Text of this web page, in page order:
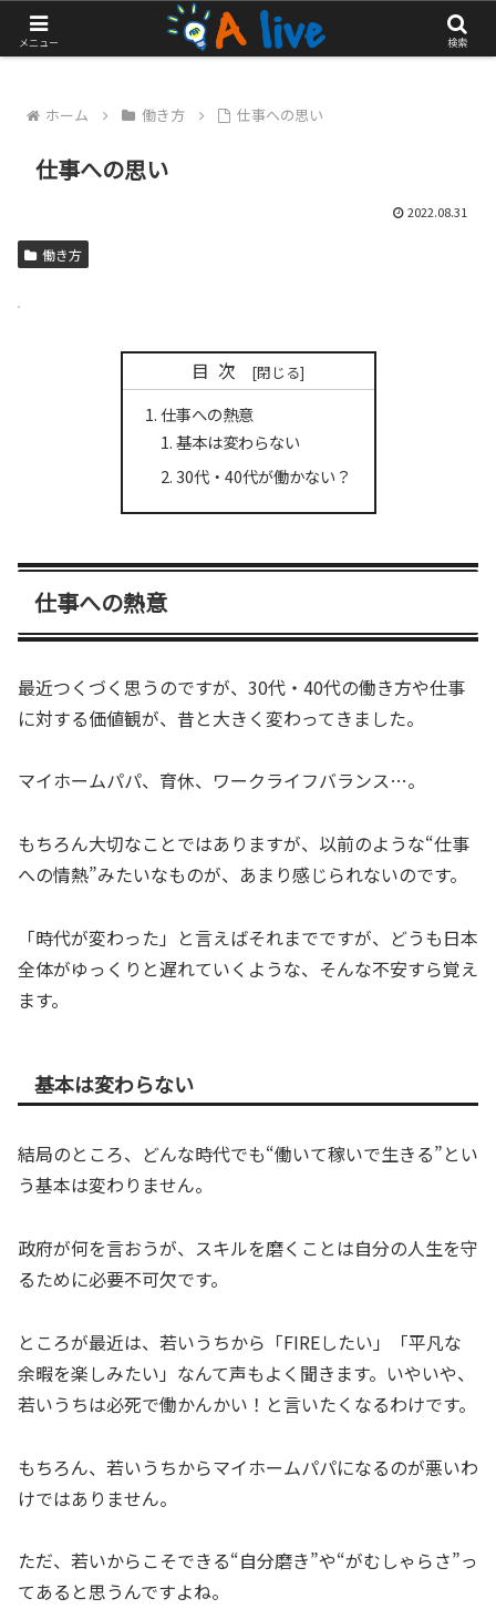
やっぱりアクティブに生きたい！
ホーム 働き方 仕事への思い
仕事への思い
2022.08.31
働き方
目次
仕事への熱意
基本は変わらない
30代・40代が働かない？
仕事への熱意
最近つくづく思うのですが、30代・40代の働き方や仕事
に対する価値観が、昔と大きく変わってきました。
マイホームパパ、育休、ワークライフバランス…。
もちろん大切なことではありますが、以前のような“仕事
への情熱”みたいなものが、あまり感じられないのです。
「時代が変わった」と言えばそれまでですが、どうも日本
全体がゆっくりと遅れていくような、そんな不安すら覚え
ます。
基本は変わらない
結局のところ、どんな時代でも“働いて稼いで生きる”とい
う基本は変わりません。
政府が何を言おうが、スキルを磨くことは自分の人生を守
るために必要不可欠です。
ところが最近は、若いうちから「FIREしたい」「平凡な
余暇を楽しみたい」なんて声もよく聞きます。いやいや、
若いうちは必死で働かんかい！と言いたくなるわけです。
もちろん、若いうちからマイホームパパになるのが悪いわ
けではありません。
ただ、若いからこそできる“自分磨き”や“がむしゃらさ”っ
てあると思うんですよね。
メニュー 検索